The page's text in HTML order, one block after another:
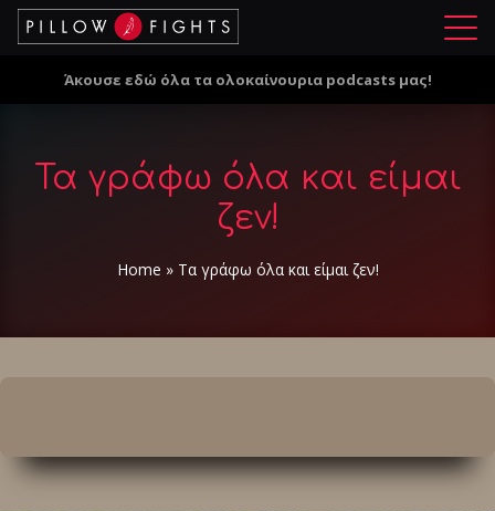
Μ
ο
Άκουσε εδώ όλα τα ολοκαίνουρια podcasts μας!
Τα γράφω όλα και είμαι
ζεν!
Home » Τα γράφω όλα και είμαι ζεν!